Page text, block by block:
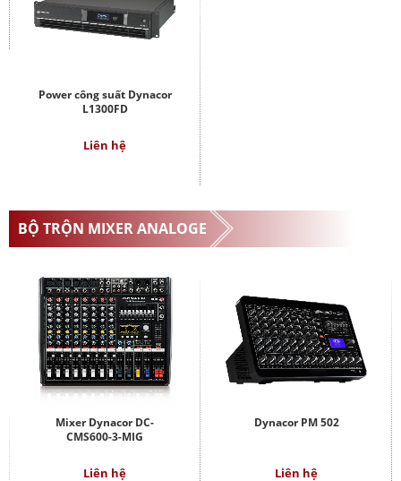
Power công suất Dynacor
L1300FD
Liên hệ
BỘ TRỘN MIXER ANALOGE
Mixer Dynacor DC-
CMS600-3-MIG
Liên hệ
Dynacor PM 502
Liên hệ